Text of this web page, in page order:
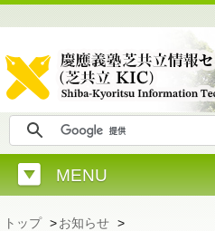
MENU
トップ >お知らせ >